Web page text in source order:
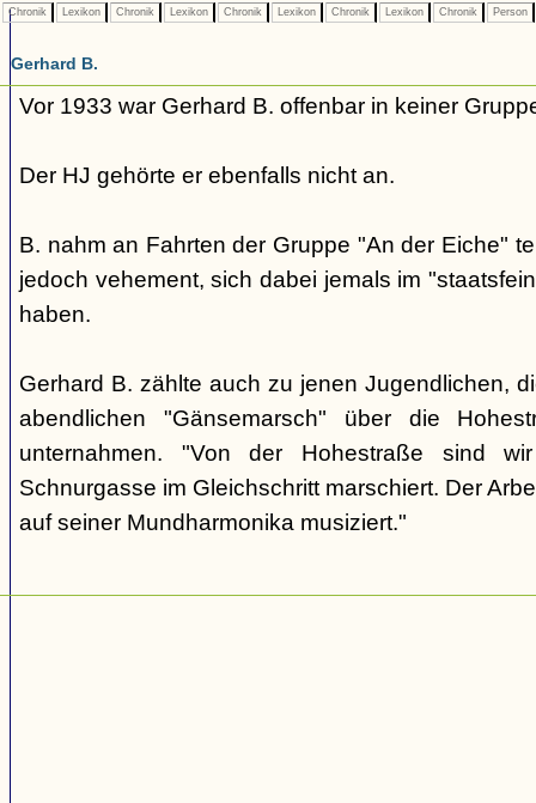
Chronik Lexikon Chronik Lexikon Chronik Lexikon Chronik Lexikon Chronik Person
Gerhard B.
Vor 1933 war Gerhard B. offenbar in keiner
Der HJ gehörte er ebenfalls nicht an.
B. nahm an Fahrten der Gruppe "An der Eiche"
jedoch vehement, sich dabei jemals im
haben.
Gerhard B. zählte auch zu jenen Jugendlichen,
abendlichen "Gänsemarsch" über die
unternahmen. "Von der Hohestraße sind
Schnurgasse im Gleichschritt marschiert. Der
auf seiner Mundharmonika musiziert."